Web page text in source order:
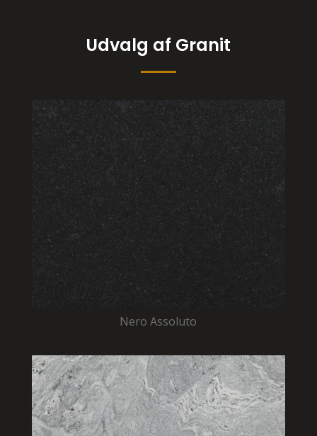
Udvalg af Granit
Nero Assoluto